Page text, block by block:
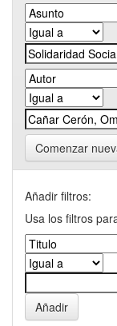
Comenzar
Añadir filtros:
Usa los filtros